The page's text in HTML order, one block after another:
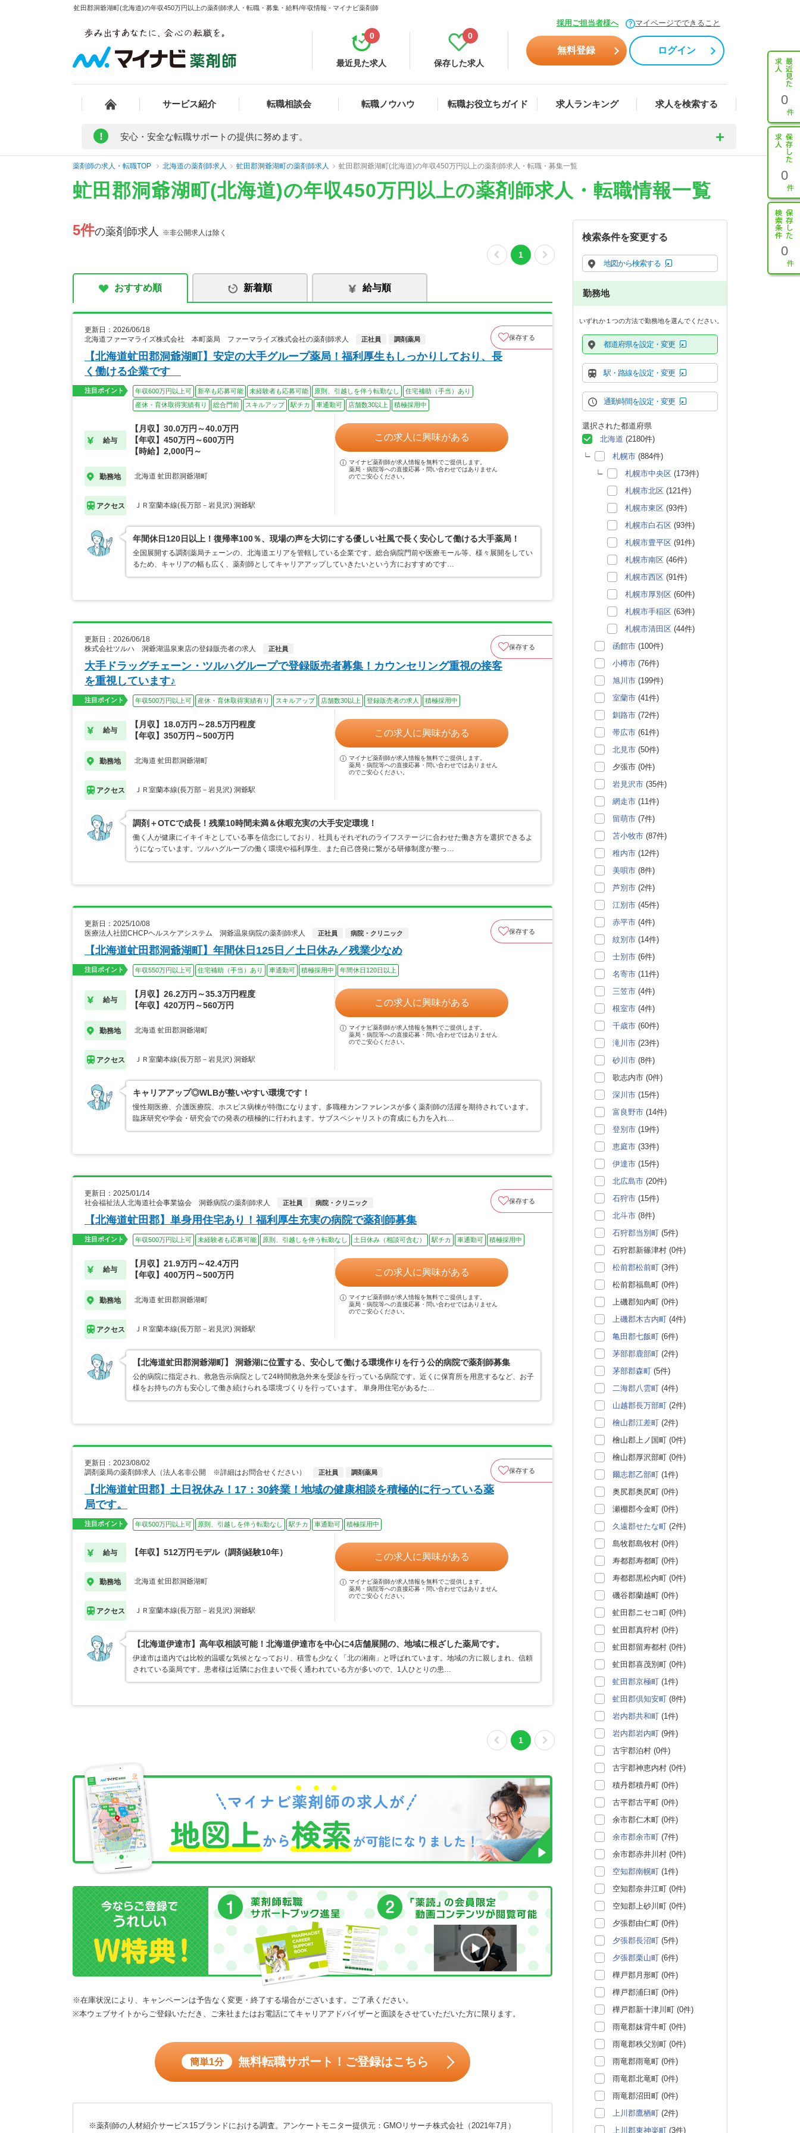
虻田郡洞爺湖町(北海道)の年収450万円以上の薬剤師求人・転職・募集・給料/年収情報 - マイナビ薬剤師
採用ご担当者様へ マイページでできること
最近見た求人
0
保存した求人
0
無料登録 ログイン
サービス紹介 転職相談会 転職ノウハウ 転職お役立ちガイド 求人ランキング 求人を検索する 0
0
0
! 安心・安全な転職サポートの提供に努めます。
薬剤師の求人・転職TOP 北海道の薬剤師求人 虻田郡洞爺湖町の薬剤師求人 虻田郡洞爺湖町(北海道)の年収450万円以上の薬剤師求人・転職・募集一覧
虻田郡洞爺湖町(北海道)の年収450万円以上の薬剤師求人・転職情報一覧
5件の薬剤師求人 ※非公開求人は除く
1
おすすめ順 新着順 給与順
更新日：2026/06/18
北海道ファーマライズ株式会社 本町薬局 ファーマライズ株式会社の薬剤師求人
正社員 調剤薬局 保存する
【北海道虻田郡洞爺湖町】安定の大手グループ薬局！福利厚生もしっかりしており、長
く働ける企業です
注目ポイント 年収600万円以上可 新卒も応募可能 未経験者も応募可能 原則、引越しを伴う転勤なし
住宅補助（手当）あり
産休・育休取得実績有り
総合門前 スキルアップ 駅チカ 車通勤可 店舗数30以上 積極採用中
給与
【月収】30.0万円～40.0万円
【年収】450万円～600万円
【時給】2,000円～
勤務地 北海道 虻田郡洞爺湖町
アクセス ＪＲ室蘭本線(長万部－岩見沢) 洞爺駅
この求人に興味がある
マイナビ薬剤師が求人情報を無料でご提供します。
薬局・病院等への直接応募・問い合わせではありません
のでご安心ください。
年間休日120日以上！復帰率100％、現場の声を大切にする優しい社風で長く安心して働ける大手薬局！
全国展開する調剤薬局チェーンの、北海道エリアを管轄している企業です。総合病院門前や医療モール等、様々展開をしてい
るため、キャリアの幅も広く、薬剤師としてキャリアアップしていきたいという方におすすめです…
更新日：2026/06/18
株式会社ツルハ 洞爺湖温泉東店の登録販売者の求人
正社員 保存する
大手ドラッグチェーン・ツルハグループで登録販売者募集！カウンセリング重視の接客
を重視しています♪
注目ポイント 年収500万円以上可 産休・育休取得実績有り スキルアップ 店舗数30以上 登録販売者の求人 積極採用中
給与
【月収】18.0万円～28.5万円程度
【年収】350万円～500万円
勤務地 北海道 虻田郡洞爺湖町
アクセス ＪＲ室蘭本線(長万部－岩見沢) 洞爺駅
この求人に興味がある
マイナビ薬剤師が求人情報を無料でご提供します。
薬局・病院等への直接応募・問い合わせではありません
のでご安心ください。
調剤＋OTCで成長！残業10時間未満＆休暇充実の大手安定環境！
働く人が健康にイキイキとしている事を信念にしており、社員もそれぞれのライフステージに合わせた働き方を選択できるよ
うになっています。ツルハグループの働く環境や福利厚生、また自己啓発に繋がる研修制度が整っ…
更新日：2025/10/08
医療法人社団CHCPヘルスケアシステム 洞爺温泉病院の薬剤師求人
正社員 病院・クリニック 保存する
【北海道虻田郡洞爺湖町】年間休日125日／土日休み／残業少なめ
注目ポイント 年収550万円以上可 住宅補助（手当）あり 車通勤可 積極採用中 年間休日120日以上
給与
【月収】26.2万円～35.3万円程度
【年収】420万円～560万円
勤務地 北海道 虻田郡洞爺湖町
アクセス ＪＲ室蘭本線(長万部－岩見沢) 洞爺駅
この求人に興味がある
マイナビ薬剤師が求人情報を無料でご提供します。
薬局・病院等への直接応募・問い合わせではありません
のでご安心ください。
キャリアアップ◎WLBが整いやすい環境です！
慢性期医療、介護医療院、ホスピス病棟が特徴になります。多職種カンファレンスが多く薬剤師の活躍を期待されています。
臨床研究や学会・研究会での発表の積極的に行われます。サブスペシャリストの育成にも力を入れ…
更新日：2025/01/14
社会福祉法人北海道社会事業協会 洞爺病院の薬剤師求人
正社員 病院・クリニック 保存する
【北海道虻田郡】単身用住宅あり！福利厚生充実の病院で薬剤師募集
注目ポイント 年収500万円以上可 未経験者も応募可能 原則、引越しを伴う転勤なし 土日休み（相談可含む） 駅チカ 車通勤可 積極採用中
給与
【月収】21.9万円～42.4万円
【年収】400万円～500万円
勤務地 北海道 虻田郡洞爺湖町
アクセス ＪＲ室蘭本線(長万部－岩見沢) 洞爺駅
この求人に興味がある
マイナビ薬剤師が求人情報を無料でご提供します。
薬局・病院等への直接応募・問い合わせではありません
のでご安心ください。
【北海道虻田郡洞爺湖町】 洞爺湖に位置する、安心して働ける環境作りを行う公的病院で薬剤師募集
公的病院に指定され、救急告示病院として24時間救急外来を受診を行っている病院です。近くに保育所を用意するなど、お子
様をお持ちの方も安心して働き続けられる環境づくりを行っています。 単身用住宅があるた…
更新日：2023/08/02
調剤薬局の薬剤師求人（法人名非公開 ※詳細はお問合せください）
正社員 調剤薬局 保存する
【北海道虻田郡】土日祝休み！17：30終業！地域の健康相談を積極的に行っている薬
局です。
注目ポイント 年収500万円以上可 原則、引越しを伴う転勤なし 駅チカ 車通勤可 積極採用中
給与 【年収】512万円モデル（調剤経験10年）
勤務地 北海道 虻田郡洞爺湖町
アクセス ＪＲ室蘭本線(長万部－岩見沢) 洞爺駅
この求人に興味がある
マイナビ薬剤師が求人情報を無料でご提供します。
薬局・病院等への直接応募・問い合わせではありません
のでご安心ください。
【北海道伊達市】高年収相談可能！北海道伊達市を中心に4店舗展開の、地域に根ざした薬局です。
伊達市は道内では比較的温暖な気候となっており、積雪も少なく「北の湘南」と呼ばれています。地域の方に親しまれ、信頼
されている薬局です。患者様は近隣にお住まいで長く通われている方が多いので、1人ひとりの患…
1
※在庫状況により、キャンペーンは予告なく変更・終了する場合がございます。ご了承ください。
※本ウェブサイトからご登録いただき、ご来社またはお電話にてキャリアアドバイザーと面談をさせていただいた方に限ります。
簡単1分 無料転職サポート！ご登録はこちら
※薬剤師の人材紹介サービス15ブランドにおける調査。アンケートモニター提供元：GMOリサーチ株式会社（2021年7月）
検索条件を変更する
地図から検索する
勤務地
いずれか１つの方法で勤務地を選んでください。
都道府県を設定・変更
駅・路線を設定・変更
通勤時間を設定・変更
選択された都道府県
北海道 (2180件)
札幌市 (884件)
札幌市中央区 (173件)
札幌市北区 (121件)
札幌市東区 (93件)
札幌市白石区 (93件)
札幌市豊平区 (91件)
札幌市南区 (46件)
札幌市西区 (91件)
札幌市厚別区 (60件)
札幌市手稲区 (63件)
札幌市清田区 (44件)
函館市 (100件)
小樽市 (76件)
旭川市 (199件)
室蘭市 (41件)
釧路市 (72件)
帯広市 (61件)
北見市 (50件)
夕張市 (0件)
岩見沢市 (35件)
網走市 (11件)
留萌市 (7件)
苫小牧市 (87件)
稚内市 (12件)
美唄市 (8件)
芦別市 (2件)
江別市 (45件)
赤平市 (4件)
紋別市 (14件)
士別市 (6件)
名寄市 (11件)
三笠市 (4件)
根室市 (4件)
千歳市 (60件)
滝川市 (23件)
砂川市 (8件)
歌志内市 (0件)
深川市 (15件)
富良野市 (14件)
登別市 (19件)
恵庭市 (33件)
伊達市 (15件)
北広島市 (20件)
石狩市 (15件)
北斗市 (8件)
石狩郡当別町 (5件)
石狩郡新篠津村 (0件)
松前郡松前町 (3件)
松前郡福島町 (0件)
上磯郡知内町 (0件)
上磯郡木古内町 (4件)
亀田郡七飯町 (6件)
茅部郡鹿部町 (2件)
茅部郡森町 (5件)
二海郡八雲町 (4件)
山越郡長万部町 (2件)
檜山郡江差町 (2件)
檜山郡上ノ国町 (0件)
檜山郡厚沢部町 (0件)
爾志郡乙部町 (1件)
奥尻郡奥尻町 (0件)
瀬棚郡今金町 (0件)
久遠郡せたな町 (2件)
島牧郡島牧村 (0件)
寿都郡寿都町 (0件)
寿都郡黒松内町 (0件)
磯谷郡蘭越町 (0件)
虻田郡ニセコ町 (0件)
虻田郡真狩村 (0件)
虻田郡留寿都村 (0件)
虻田郡喜茂別町 (0件)
虻田郡京極町 (1件)
虻田郡倶知安町 (8件)
岩内郡共和町 (1件)
岩内郡岩内町 (9件)
古宇郡泊村 (0件)
古宇郡神恵内村 (0件)
積丹郡積丹町 (0件)
古平郡古平町 (0件)
余市郡仁木町 (0件)
余市郡余市町 (7件)
余市郡赤井川村 (0件)
空知郡南幌町 (1件)
空知郡奈井江町 (0件)
空知郡上砂川町 (0件)
夕張郡由仁町 (0件)
夕張郡長沼町 (5件)
夕張郡栗山町 (6件)
樺戸郡月形町 (0件)
樺戸郡浦臼町 (0件)
樺戸郡新十津川町 (0件)
雨竜郡妹背牛町 (0件)
雨竜郡秩父別町 (0件)
雨竜郡雨竜町 (0件)
雨竜郡北竜町 (0件)
雨竜郡沼田町 (0件)
上川郡鷹栖町 (2件)
上川郡東神楽町 (3件)